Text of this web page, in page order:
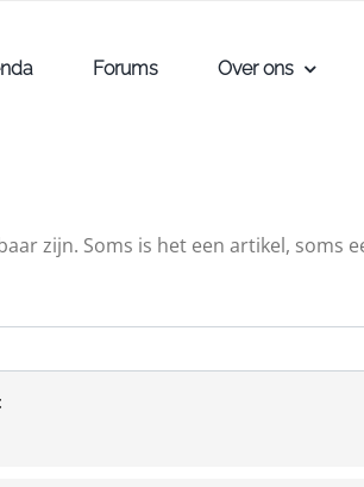
Forums Over ons
zijn. Soms is het een artikel, soms